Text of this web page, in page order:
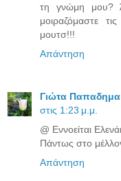
τη γνώμη μου?
μοιραζόμαστε
μουτσ!!!
Απάντηση
Γιώτα
στις 1:23 μ.μ.
@ Εννοείται
Πάντως στο
Απάντηση